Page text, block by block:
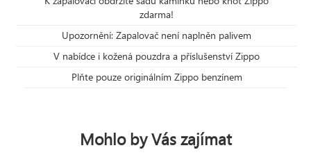
zdarma!
Upozornění: Zapalovač není naplněn palivem
V nabídce i kožená pouzdra a příslušenství Zippo
Plňte pouze originálním Zippo benzínem
Mohlo by Vás zajímat